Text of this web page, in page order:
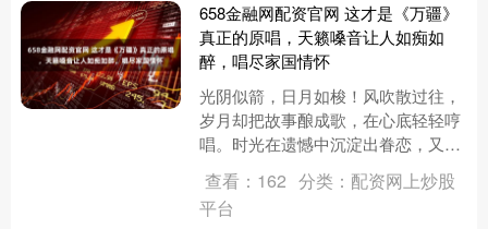
658金融网配资官网 这才是《万疆》
真正的原唱，天籁嗓音让人如痴如
醉，唱尽家国情怀
光阴似箭，日月如梭！风吹散过往，
岁月却把故事酿成歌，在心底轻轻哼
唱。时光在遗憾中沉淀出眷恋，又在
间，恰好容下了这全部的流转
~……....
查看：162 分类：配资网上炒股
平台